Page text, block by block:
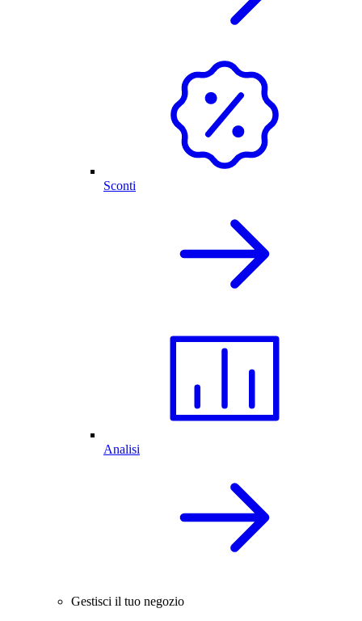
Sconti
Analisi
Gestisci il tuo negozio